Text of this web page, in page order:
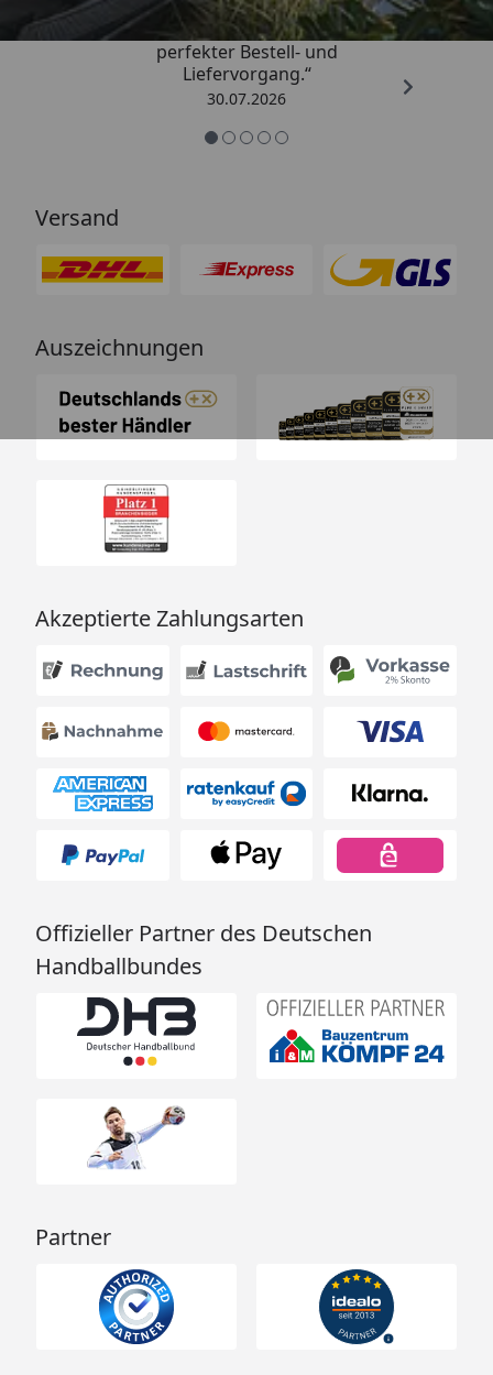
„Qualitativ sehr gute Ware und ein
perfekter Bestell- und
Liefervorgang.“
30.07.2026
Versand
Auszeichnungen
Akzeptierte Zahlungsarten
Offizieller Partner des Deutschen
Handballbundes
Partner